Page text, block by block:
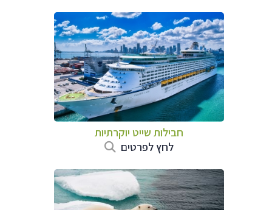
חבילות שייט יוקרתיות
לחץ לפרטים